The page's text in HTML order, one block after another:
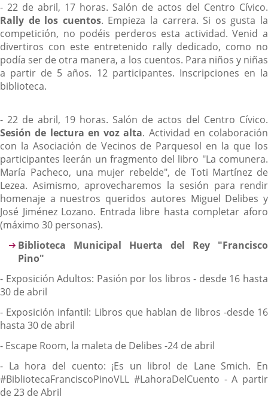
- 22 de abril, 17 horas. Salón de actos del Centro Cívico.
Rally de los cuentos. Empieza la carrera. Si os gusta la
competición, no podéis perderos esta actividad. Venid a
divertiros con este entretenido rally dedicado, como no
podía ser de otra manera, a los cuentos. Para niños y niñas
a partir de 5 años. 12 participantes. Inscripciones en la
biblioteca.
- 22 de abril, 19 horas. Salón de actos del Centro Cívico.
Sesión de lectura en voz alta. Actividad en colaboración
con la Asociación de Vecinos de Parquesol en la que los
participantes leerán un fragmento del libro "La comunera.
María Pacheco, una mujer rebelde", de Toti Martínez de
Lezea. Asimismo, aprovecharemos la sesión para rendir
homenaje a nuestros queridos autores Miguel Delibes y
José Jiménez Lozano. Entrada libre hasta completar aforo
(máximo 30 personas).
Biblioteca Municipal Huerta del Rey "Francisco
Pino"
- Exposición Adultos: Pasión por los libros - desde 16 hasta
30 de abril
- Exposición infantil: Libros que hablan de libros -desde 16
hasta 30 de abril
- Escape Room, la maleta de Delibes -24 de abril
- La hora del cuento: ¡Es un libro! de Lane Smich. En
#BibliotecaFranciscoPinoVLL #LahoraDelCuento - A partir
de 23 de Abril